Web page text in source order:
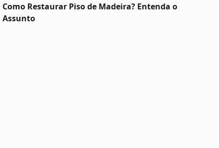
Como Restaurar Piso de Madeira? Entenda o
Assunto